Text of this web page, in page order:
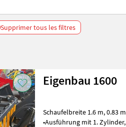
Supprimer tous les filtres
Eigenbau 1600
Schaufelbreite 1.6 m, 0.83 m3 •Höhe: 820mm •Tiefe: 980mm
•Ausführung mit 1. Zylinder, verkleinert (H: 750mm/T: 850mm)